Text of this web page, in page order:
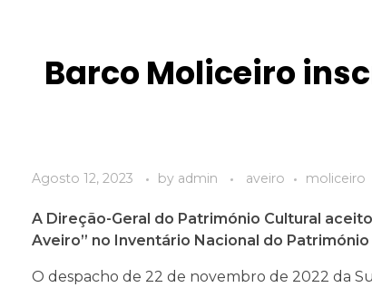
Barco Moliceiro
Agosto 12, 2023 by admin aveiro moliceiro
A Direção-Geral do Património Cultural
Aveiro” no Inventário Nacional do
O despacho de 22 de novembro de 2022 da